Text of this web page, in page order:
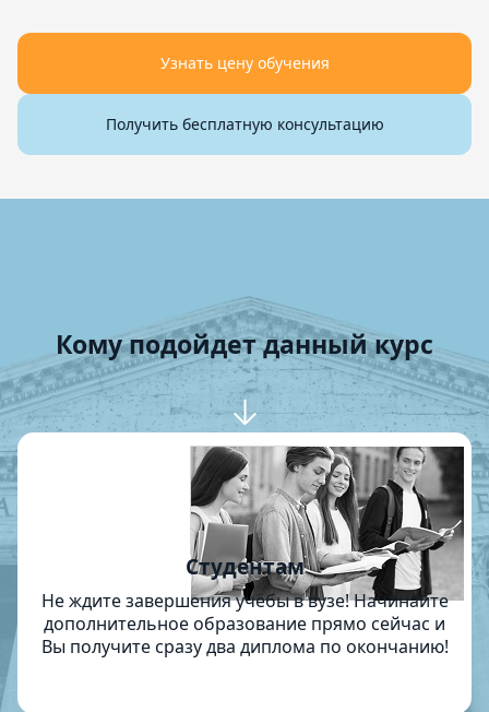
Узнать цену обучения
Получить бесплатную консультацию
Кому подойдет данный курс
Студентам
Не ждите завершения учёбы в вузе! Начинайте
дополнительное образование прямо сейчас и
Вы получите сразу два диплома по окончанию!